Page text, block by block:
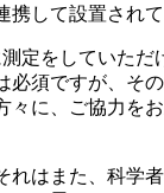
して設置されて
定をしていただ
須ですが、そ
に、ご協力を
はまた、科学